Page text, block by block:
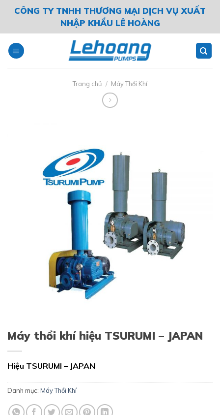
CÔNG TY TNHH THƯƠNG MẠI DỊCH VỤ XUẤT
NHẬP KHẨU LÊ HOÀNG
Trang chủ / Máy Thổi Khí
Máy thổi khí hiệu TSURUMI – JAPAN
Hiệu TSURUMI – JAPAN
Danh mục: Máy Thổi Khí